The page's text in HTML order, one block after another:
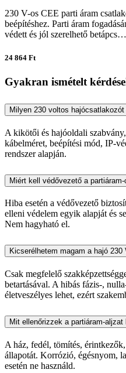
230 V-os CEE parti áram
beépítéshez. Parti áram
védett és jól szerelhető betápcs…
24 864 Ft
Gyakran ismételt
Milyen 230 voltos
A kikötői és hajóoldali
kábelméret, beépítési mód, IP-
rendszer alapján.
Miért kell védővezető a
Hiba esetén a védővezető
elleni védelem egyik alapját és
Nem hagyható el.
Kicserélhetem magam a hajó 230
Csak megfelelő
betartásával. A hibás fázis-,
életveszélyes lehet, ezért
Mit ellenőrizzek a partiáram-
A ház, fedél, tömítés,
állapotát. Korrózió, égésnyom,
esetén ne használd.